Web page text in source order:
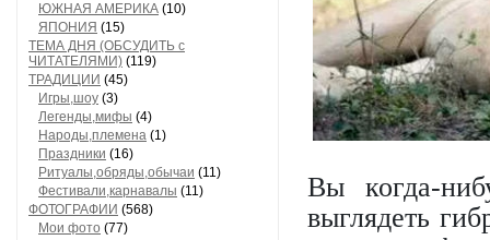
ЮЖНАЯ АМЕРИКА (10)
ЯПОНИЯ (15)
ТЕМА ДНЯ (ОБСУДИТЬ с
ЧИТАТЕЛЯМИ) (119)
ТРАДИЦИИ (45)
Игры,шоу (3)
Легенды,мифы (4)
Народы,племена (1)
Праздники (16)
Ритуалы,обряды,обычаи (11)
Фестивали,карнавалы (11)
ФОТОГРАФИИ (568)
Мои фото (77)
Вы когда-
выглядеть